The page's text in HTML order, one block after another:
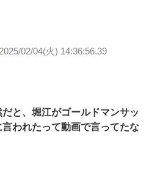
2025/02/04(火) 14:36:56.39
と、堀江がゴールドマンサッ
われたって動画で言ってたな